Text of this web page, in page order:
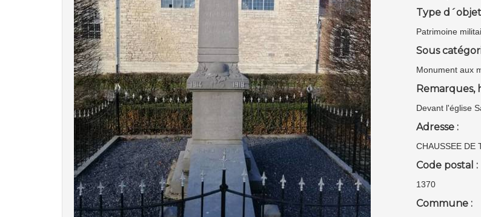
Type
Patrimoine
Sous
Monument aux
Remarques,
Devant l'église
Adresse :
CHAUSSEE DE
Code postal :
1370
Commune :